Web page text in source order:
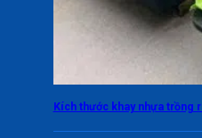
Kích thước khay nhựa trồng